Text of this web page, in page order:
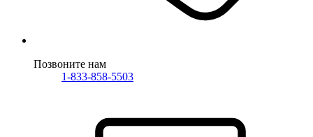
Позвоните нам
1-833-858-5503